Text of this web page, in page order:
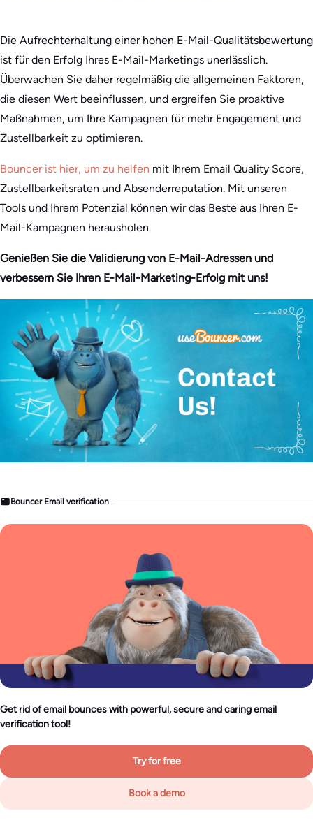
Die Aufrechterhaltung einer hohen E-Mail-Qualitätsbewertung
ist für den Erfolg Ihres E-Mail-Marketings unerlässlich.
Überwachen Sie daher regelmäßig die allgemeinen Faktoren,
die diesen Wert beeinflussen, und ergreifen Sie proaktive
Maßnahmen, um Ihre Kampagnen für mehr Engagement und
Zustellbarkeit zu optimieren.
Bouncer ist hier, um zu helfen mit Ihrem Email Quality Score,
Zustellbarkeitsraten und Absenderreputation. Mit unseren
Tools und Ihrem Potenzial können wir das Beste aus Ihren E-
Mail-Kampagnen herausholen.
Genießen Sie die Validierung von E-Mail-Adressen und
verbessern Sie Ihren E-Mail-Marketing-Erfolg mit uns!
Bouncer Email verification
Get rid of email bounces with powerful, secure and caring email
verification tool!
Try for free
Book a demo